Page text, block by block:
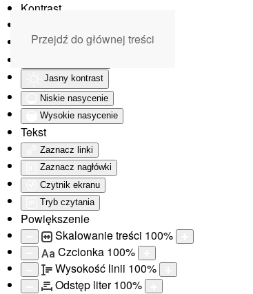
Kontrast
Monochromatyczny
Jasny kontrast
Niskie nasycenie
Wysokie nasycenie
Tekst
Zaznacz linki
Zaznacz nagłówki
Czytnik ekranu
Tryb czytania
Powiększenie
Skalowanie treści 100%
Aa Czcionka 100%
Wysokość linii 100%
Odstęp liter100%
Przejdź do głównej treści